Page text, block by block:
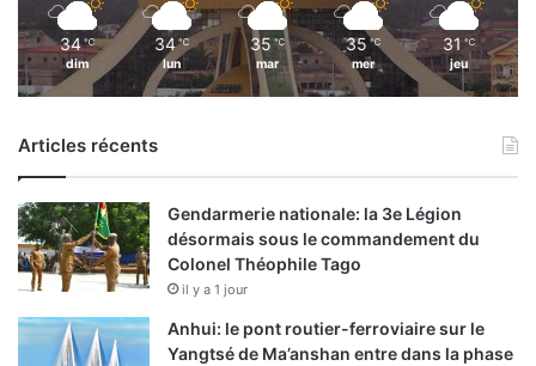
34 ℃
dim
34 ℃
lun
35 ℃
mar
35 ℃
mer
31 ℃
jeu
Articles récents
Gendarmerie nationale: la 3e Légion
désormais sous le commandement du
Colonel Théophile Tago
il y a 1 jour
Anhui: le pont routier-ferroviaire sur le
Yangtsé de Ma’anshan entre dans la phase